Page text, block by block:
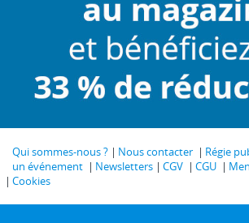
Qui sommes-nous ? Nous contacter Régie
un événement
Newsletters CGV CGU
Cookies